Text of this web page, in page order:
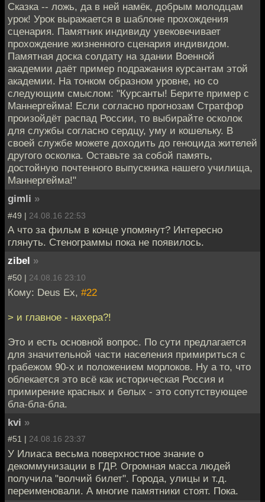
Сказка -- ложь, да в ней намёк, добрым молодцам
урок! Урок выражается в шаблоне прохождения
сценария. Памятник индивиду увековечивает
прохождение жизненного сценария индивидом.
Памятная доска солдату на здании Военной
академии даёт пример подражания курсантам этой
академии. На тонком образном уровне, но со
следующим смыслом: "Курсанты! Берите пример с
Маннергейма! Если согласно прогнозам Стратфор
произойдёт распад России, то выбирайте осколок
для службы согласно сердцу, уму и кошельку. В
своей службе можете доходить до геноцида жителей
другого осколка. Оставьте за собой память,
достойную почтенного выпускника нашего училища,
Маннергейма!"
gimli »
#49 | 24.08.16 22:53
А что за фильм в конце упомянут? Интересно
глянуть. Стенограммы пока не появилось.
zibel »
#50 | 24.08.16 23:10
Кому: Deus Ex, #22
> и главное - нахера?!
Это и есть основной вопрос. По сути предлагается
для значительной части населения примириться с
грабежом 90-х и положением морлоков. Ну а то, что
облекается это всё как историческая Россия и
примирение красных и белых - это сопутствующее
бла-бла-бла.
kvi »
#51 | 24.08.16 23:37
У Илиаса весьма поверхностное знание о
декоммунизации в ГДР. Огромная масса людей
получила "волчий билет". Города, улицы и т.д.
переименовали. А многие памятники стоят. Пока.